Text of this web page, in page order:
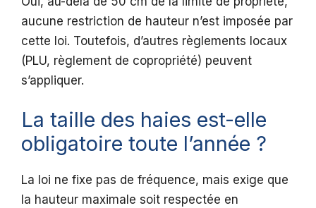
aucune restriction de hauteur n’est imposée par
cette loi. Toutefois, d’autres règlements locaux
(PLU, règlement de copropriété) peuvent
s’appliquer.
La taille des haies est-elle
obligatoire toute l’année ?
La loi ne fixe pas de fréquence, mais exige que
la hauteur maximale soit respectée en